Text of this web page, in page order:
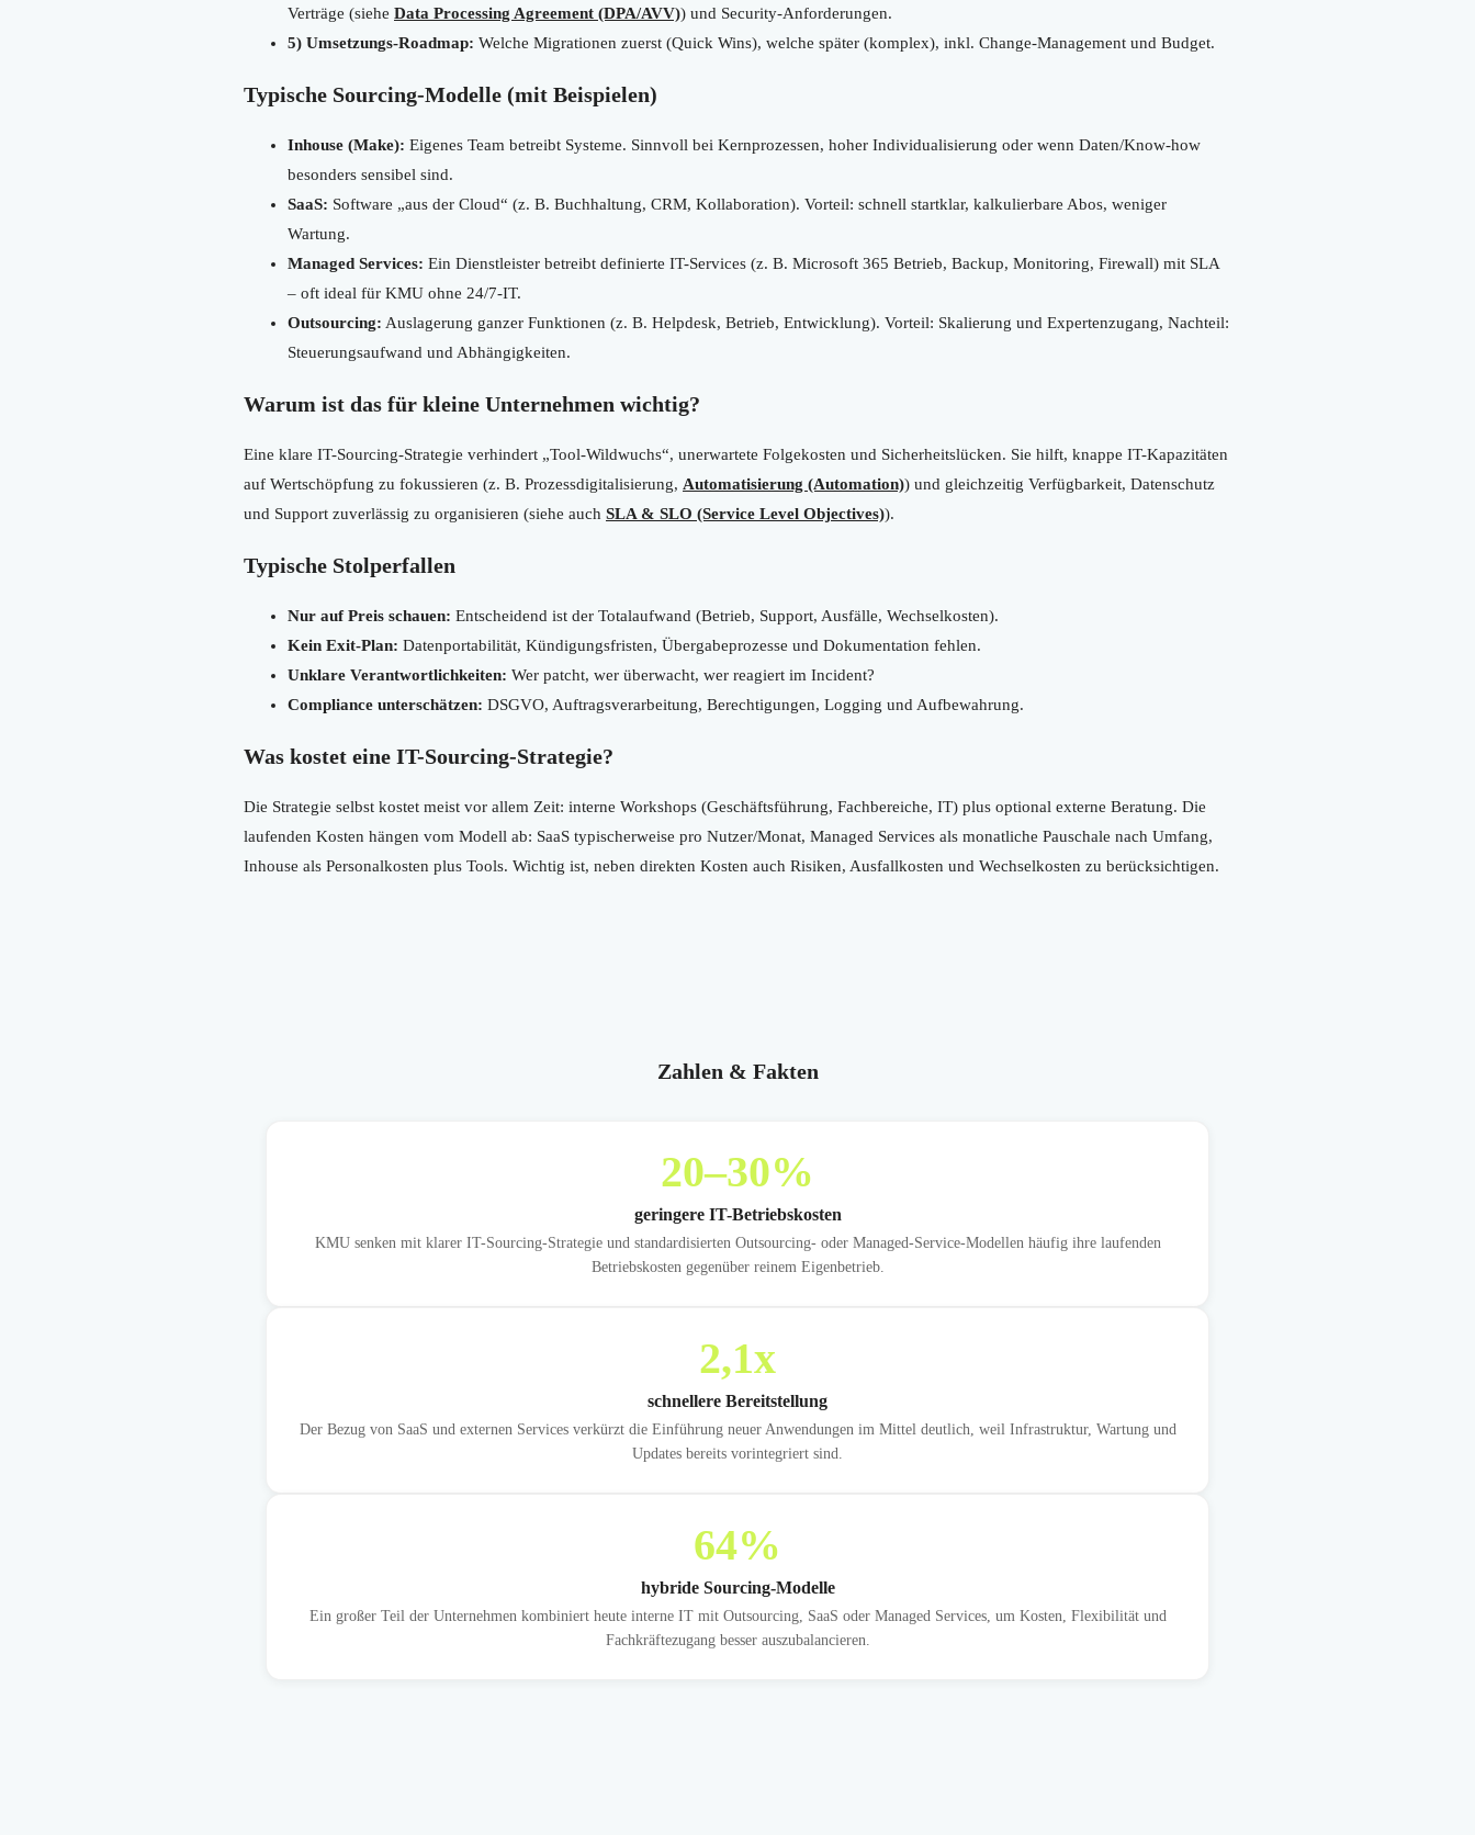
Verträge (siehe Data Processing Agreement (DPA/AVV)) und Security-Anforderungen.
5) Umsetzungs-Roadmap: Welche Migrationen zuerst (Quick Wins), welche später (komplex), inkl. Change-Management und Budget.
Typische Sourcing-Modelle (mit Beispielen)
Inhouse (Make): Eigenes Team betreibt Systeme. Sinnvoll bei Kernprozessen, hoher Individualisierung oder wenn Daten/Know-how
besonders sensibel sind.
SaaS: Software „aus der Cloud“ (z. B. Buchhaltung, CRM, Kollaboration). Vorteil: schnell startklar, kalkulierbare Abos, weniger
Wartung.
Managed Services: Ein Dienstleister betreibt definierte IT-Services (z. B. Microsoft 365 Betrieb, Backup, Monitoring, Firewall) mit SLA
– oft ideal für KMU ohne 24/7-IT.
Outsourcing: Auslagerung ganzer Funktionen (z. B. Helpdesk, Betrieb, Entwicklung). Vorteil: Skalierung und Expertenzugang, Nachteil:
Steuerungsaufwand und Abhängigkeiten.
Warum ist das für kleine Unternehmen wichtig?
Eine klare IT-Sourcing-Strategie verhindert „Tool-Wildwuchs“, unerwartete Folgekosten und Sicherheitslücken. Sie hilft, knappe IT-Kapazitäten
auf Wertschöpfung zu fokussieren (z. B. Prozessdigitalisierung, Automatisierung (Automation)) und gleichzeitig Verfügbarkeit, Datenschutz
und Support zuverlässig zu organisieren (siehe auch SLA & SLO (Service Level Objectives)).
Typische Stolperfallen
Nur auf Preis schauen: Entscheidend ist der Totalaufwand (Betrieb, Support, Ausfälle, Wechselkosten).
Kein Exit-Plan: Datenportabilität, Kündigungsfristen, Übergabeprozesse und Dokumentation fehlen.
Unklare Verantwortlichkeiten: Wer patcht, wer überwacht, wer reagiert im Incident?
Compliance unterschätzen: DSGVO, Auftragsverarbeitung, Berechtigungen, Logging und Aufbewahrung.
Was kostet eine IT-Sourcing-Strategie?
Die Strategie selbst kostet meist vor allem Zeit: interne Workshops (Geschäftsführung, Fachbereiche, IT) plus optional externe Beratung. Die
laufenden Kosten hängen vom Modell ab: SaaS typischerweise pro Nutzer/Monat, Managed Services als monatliche Pauschale nach Umfang,
Inhouse als Personalkosten plus Tools. Wichtig ist, neben direkten Kosten auch Risiken, Ausfallkosten und Wechselkosten zu berücksichtigen.
Zahlen & Fakten
20–30%
geringere IT-Betriebskosten
KMU senken mit klarer IT-Sourcing-Strategie und standardisierten Outsourcing- oder Managed-Service-Modellen häufig ihre laufenden
Betriebskosten gegenüber reinem Eigenbetrieb.
2,1x
schnellere Bereitstellung
Der Bezug von SaaS und externen Services verkürzt die Einführung neuer Anwendungen im Mittel deutlich, weil Infrastruktur, Wartung und
Updates bereits vorintegriert sind.
64%
hybride Sourcing-Modelle
Ein großer Teil der Unternehmen kombiniert heute interne IT mit Outsourcing, SaaS oder Managed Services, um Kosten, Flexibilität und
Fachkräftezugang besser auszubalancieren.